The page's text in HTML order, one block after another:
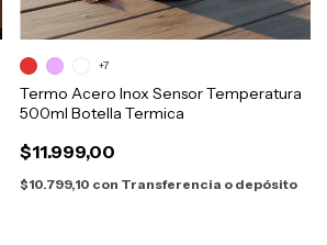
Termo Acero Inox Sensor Temperatura
500ml Botella Termica
$11.999,00
$10.799,10 con Transferencia o depósito
+7